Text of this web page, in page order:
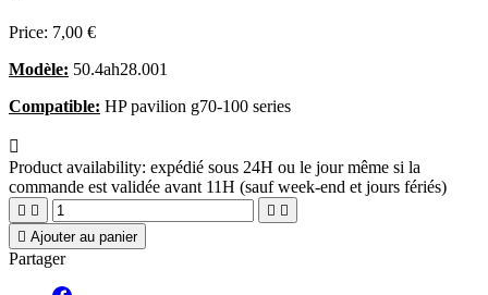
Price: 7,00 €
Modèle: 50.4ah28.001
Compatible: HP pavilion g70-100 series

Product availability: expédié sous 24H ou le jour même si la
commande est validée avant 11H (sauf week-end et jours fériés)
   
 Ajouter au panier
Partager